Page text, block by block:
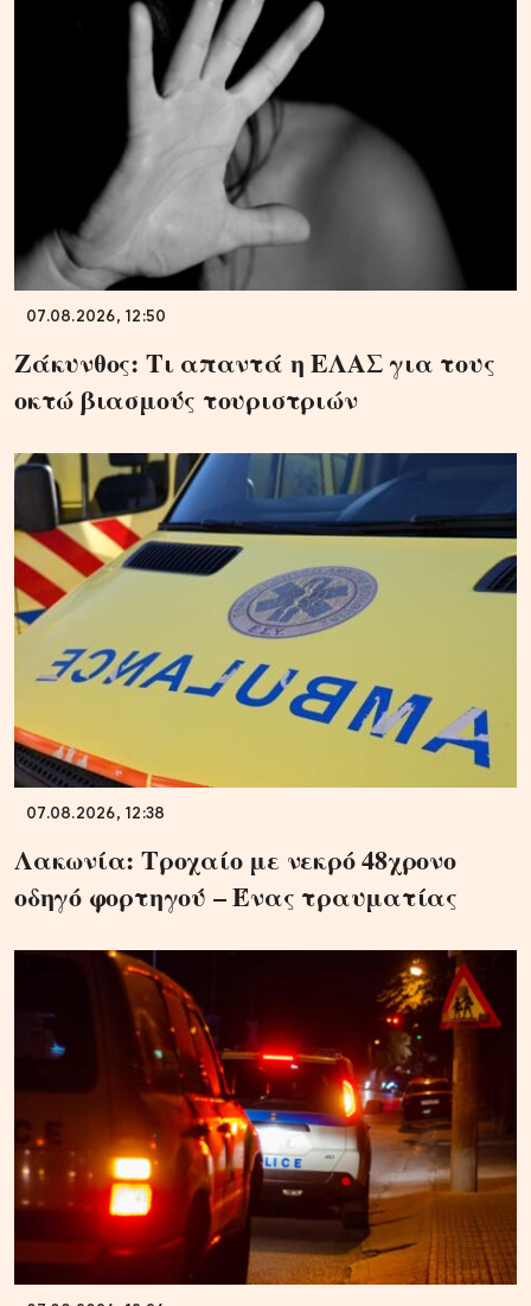
07.08.2026, 12:50
Ζάκυνθος: Τι απαντά η ΕΛΑΣ για τους
οκτώ βιασμούς τουριστριών
07.08.2026, 12:38
Λακωνία: Τροχαίο με νεκρό 48χρονο
οδηγό φορτηγού – Ένας τραυματίας